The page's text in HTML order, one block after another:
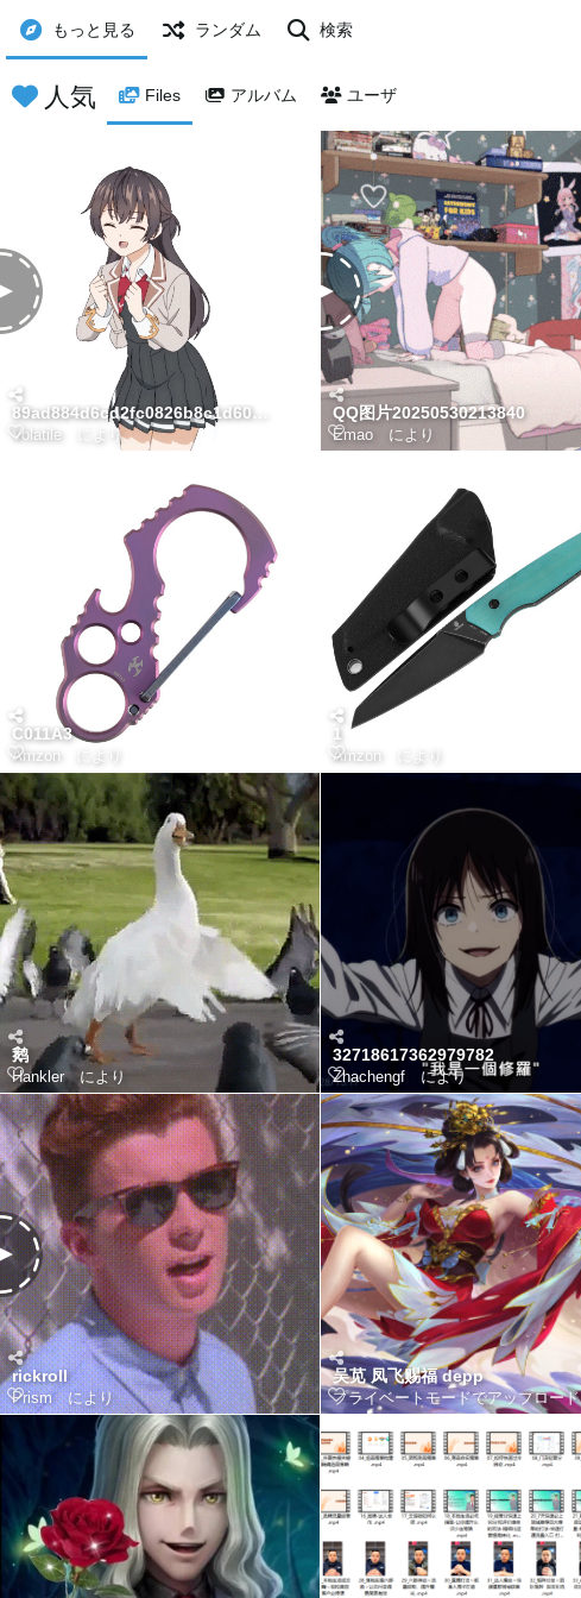
もっと見る ランダム 検索
人気 Files アルバム ユーザ
89ad884d6cd2fc0826b8c1d60bd372ca651369389
Volatileにより
QQ图片20250530213840
Emao により
C011A3
Amzon により
1
Amzon により
鹅
Hanklerにより
32718617362979782
Zhachengf により
rickroll
Prismにより
吴苋 凤飞赐福 depp
プライベートモードでアップロード